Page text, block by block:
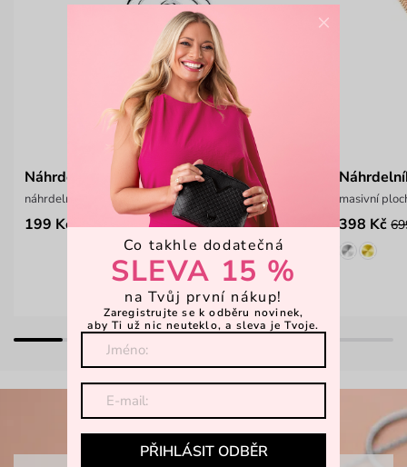
Náhrdelník Joisse Silver
náhrdelník s motivem pivoňky
199 Kč 349 Kč
masivní
398 Kč
×
Co takhle dodatečná
SLEVA 15 %
na Tvůj první nákup!
Zaregistrujte se k odběru novinek,
aby Ti už nic neuteklo, a sleva je Tvoje.
PŘIHLÁSIT ODBĚR